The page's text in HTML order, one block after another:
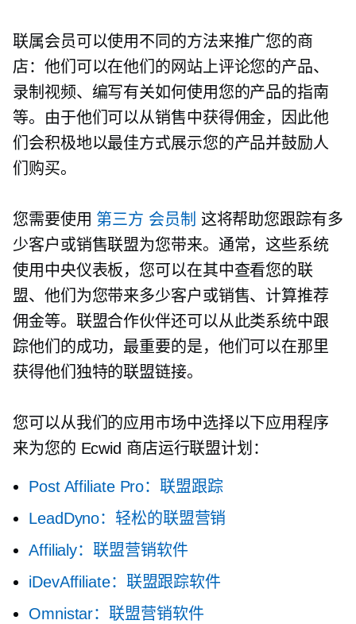
联属会员可以使用不同的方法来推广您的商
店：他们可以在他们的网站上评论您的产品、
录制视频、编写有关如何使用您的产品的指南
等。由于他们可以从销售中获得佣金，因此他
们会积极地以最佳方式展示您的产品并鼓励人
们购买。
您需要使用 第三方 会员制 这将帮助您跟踪有多
少客户或销售联盟为您带来。通常，这些系统
使用中央仪表板，您可以在其中查看您的联
盟、他们为您带来多少客户或销售、计算推荐
佣金等。联盟合作伙伴还可以从此类系统中跟
踪他们的成功，最重要的是，他们可以在那里
获得他们独特的联盟链接。
您可以从我们的应用市场中选择以下应用程序
来为您的 Ecwid 商店运行联盟计划：
Post Affiliate Pro：联盟跟踪
LeadDyno：轻松的联盟营销
Affilialy：联盟营销软件
iDevAffiliate：联盟跟踪软件
Omnistar：联盟营销软件